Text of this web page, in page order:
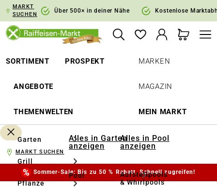
Zur Hauptnavigation springen
MARKT
SUCHEN
Über 500× in deiner Nähe Kostenlose
SORTIMENT PROSPEKT
ANGEBOTE
THEMENWELTEN
MARKEN
MAGAZIN
MEIN MARKT
Garten
Grill
Pflanze
Alles in Garten
anzeigen
Pool
Alles in Pool
anzeigen
Aufstellpools
& Whirlpools
MARKT SUCHEN
Sommer-Sale: Bis zu 50 % Rabatt. Schnell zugreifen!